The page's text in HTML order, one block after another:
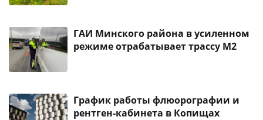
ГАИ Минского района в усиленном
режиме отрабатывает трассу М2
График работы флюорографии и
рентген-кабинета в Копищах